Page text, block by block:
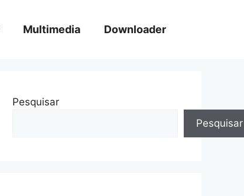
Multimedia Downloader
Pesquisar
Pesquisar